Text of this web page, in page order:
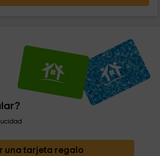
una tarjeta regalo